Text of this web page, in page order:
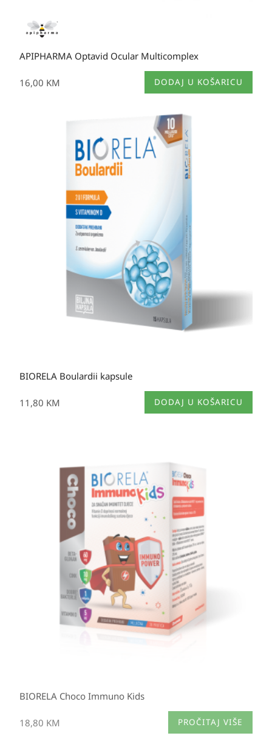
APIPHARMA Optavid Ocular Multicomplex
16,00 KM DODAJ U KOŠARICU
BIORELA Boulardii kapsule
11,80 KM DODAJ U KOŠARICU
BIORELA Choco Immuno Kids
18,80 KM PROČITAJ VIŠE